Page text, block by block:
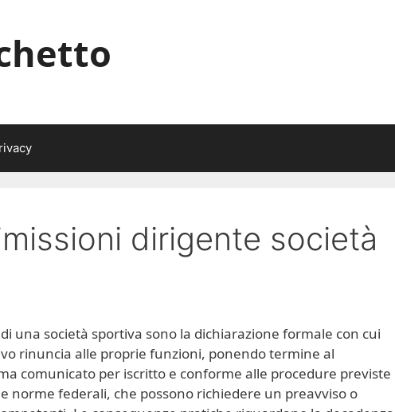
dirigente società
una società sportiva sono la dichiarazione formale con cui
rinuncia alle proprie funzioni, ponendo termine al
comunicato per iscritto e conforme alle procedure previste
norme federali, che possono richiedere un preavviso o